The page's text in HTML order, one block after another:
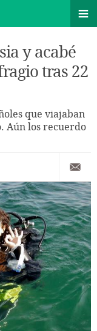
y acabé
tras 22
que viajaban
Aún los recuerdo